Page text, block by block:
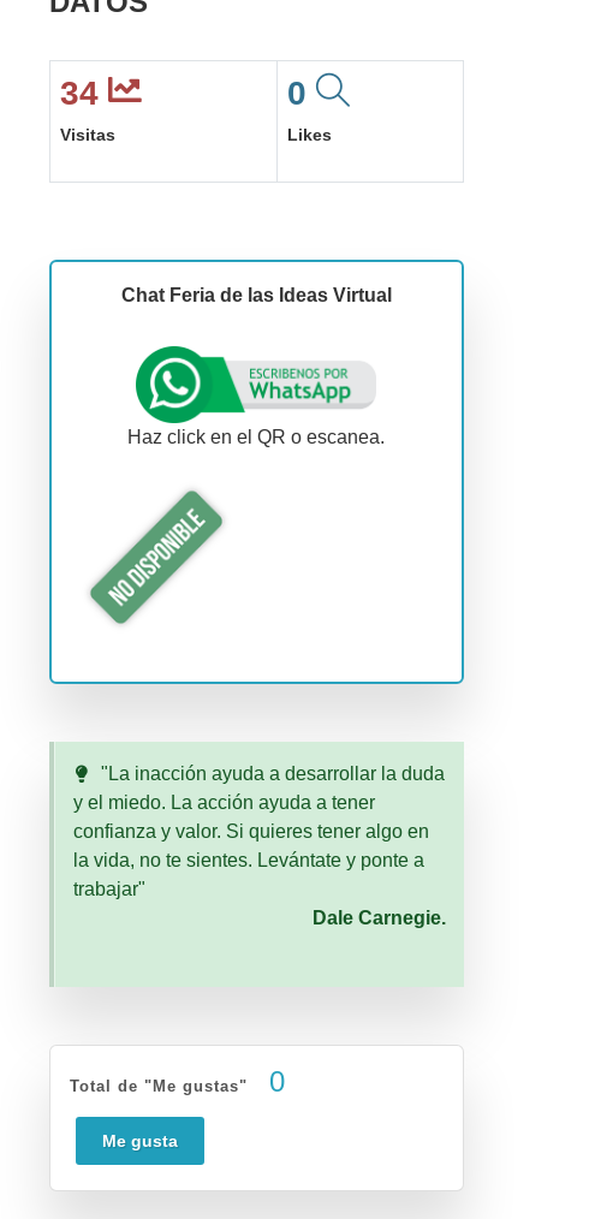
34
Visitas
0
Likes
Chat Feria de las Ideas Virtual
Haz click en el QR o escanea.
"La inacción ayuda a desarrollar la duda
y el miedo. La acción ayuda a tener
confianza y valor. Si quieres tener algo en
la vida, no te sientes. Levántate y ponte a
trabajar"
Dale Carnegie.
Total de "Me gustas" 0
Me gusta